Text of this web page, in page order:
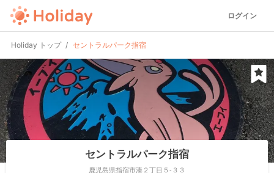
ログイン
Holiday トップ セントラルパーク指宿
セントラルパーク指宿
鹿児島県指宿市湊２丁目５-３３